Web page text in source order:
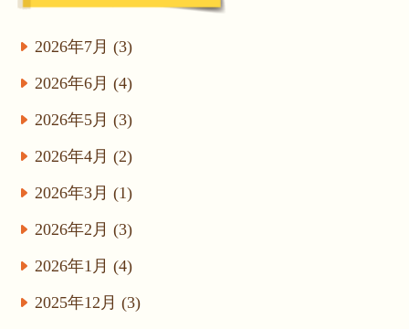
2026年7月 (3)
2026年6月 (4)
2026年5月 (3)
2026年4月 (2)
2026年3月 (1)
2026年2月 (3)
2026年1月 (4)
2025年12月 (3)